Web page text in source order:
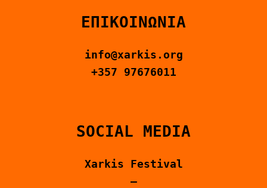
ΕΠΙΚΟΙΝΩΝΙΑ
info@xarkis.org
+357 97676011
SOCIAL MEDIA
Xarkis Festival
–